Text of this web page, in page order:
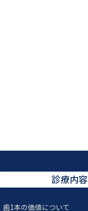
診療内容
歯1本の価値について